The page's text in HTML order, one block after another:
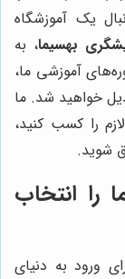
یک آموزشگاه
بهسیما، به
آموزشی ما،
خواهید شد. ما
را کسب کنید،
شوید.
را انتخاب
ورود به دنیای